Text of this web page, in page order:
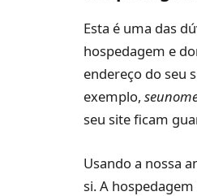
Esta é uma das
hospedagem e
endereço do seu
exemplo,
seu site ficam
Usando a nossa
si. A